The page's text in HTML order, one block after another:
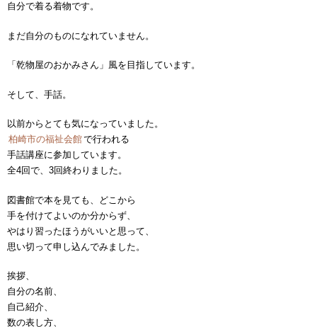
自分で着る着物です。
まだ自分のものになれていません。
「乾物屋のおかみさん」風を目指しています。
そして、手話。
以前からとても気になっていました。
柏崎市の福祉会館で行われる
手話講座に参加しています。
全4回で、3回終わりました。
図書館で本を見ても、どこから
手を付けてよいのか分からず、
やはり習ったほうがいいと思って、
思い切って申し込んでみました。
挨拶、
自分の名前、
自己紹介、
数の表し方、